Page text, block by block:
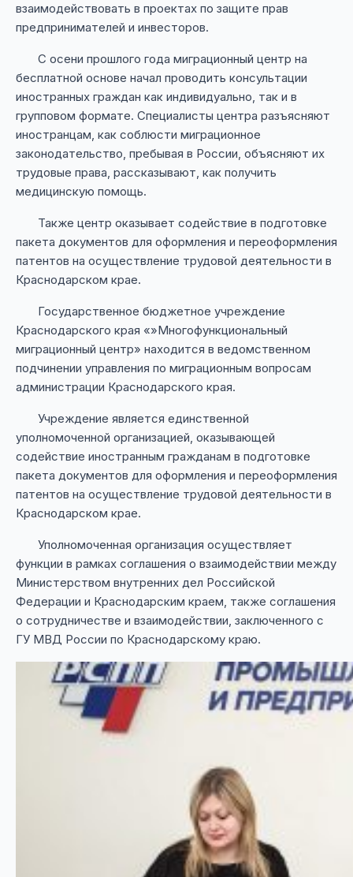
взаимодействовать в проектах по защите прав
предпринимателей и инвесторов.
С осени прошлого года миграционный центр на
бесплатной основе начал проводить консультации
иностранных граждан как индивидуально, так и в
групповом формате. Специалисты центра разъясняют
иностранцам, как соблюсти миграционное
законодательство, пребывая в России, объясняют их
трудовые права, рассказывают, как получить
медицинскую помощь.
Также центр оказывает содействие в подготовке
пакета документов для оформления и переоформления
патентов на осуществление трудовой деятельности в
Краснодарском крае.
Государственное бюджетное учреждение
Краснодарского края «»Многофункциональный
миграционный центр» находится в ведомственном
подчинении управления по миграционным вопросам
администрации Краснодарского края.
Учреждение является единственной
уполномоченной организацией, оказывающей
содействие иностранным гражданам в подготовке
пакета документов для оформления и переоформления
патентов на осуществление трудовой деятельности в
Краснодарском крае.
Уполномоченная организация осуществляет
функции в рамках соглашения о взаимодействии между
Министерством внутренних дел Российской
Федерации и Краснодарским краем, также соглашения
о сотрудничестве и взаимодействии, заключенного с
ГУ МВД России по Краснодарскому краю.